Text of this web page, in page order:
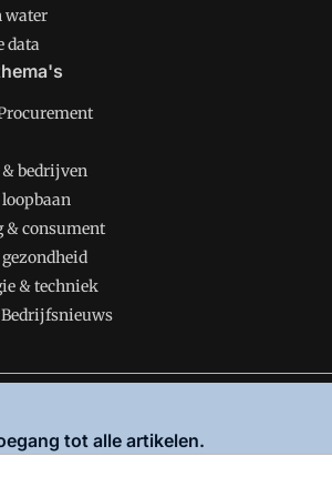
water
data
bedrijven
& consument
& techniek
Cookie beleid |Privacy instellingen
tot alle artikelen.